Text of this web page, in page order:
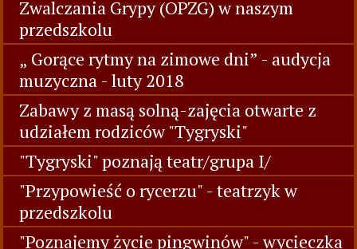
Zwalczania Grypy (OPZG) w naszym
przedszkolu
„ Gorące rytmy na zimowe dni” - audycja
muzyczna - luty 2018
Zabawy z masą solną-zajęcia otwarte z
udziałem rodziców "Tygryski"
"Tygryski" poznają teatr/grupa I/
"Przypowieść o rycerzu" - teatrzyk w
przedszkolu
"Poznajemy życie pingwinów" - wycieczka